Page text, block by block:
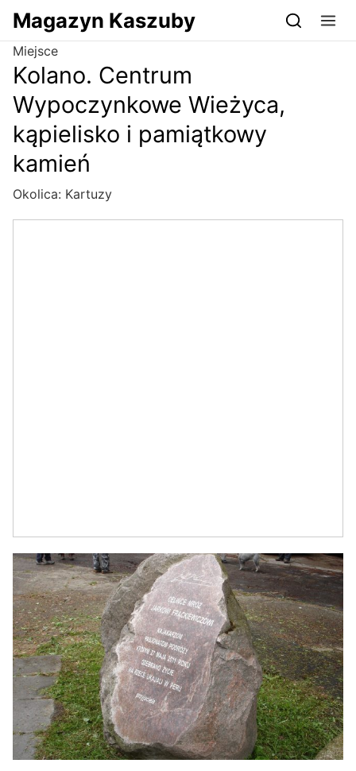
Przejdź do serwisu magazynkaszuby.pl
Magazyn Kaszuby
Miejsce
Kolano. Centrum
Wypoczynkowe Wieżyca,
kąpielisko i pamiątkowy
kamień
Okolica: Kartuzy